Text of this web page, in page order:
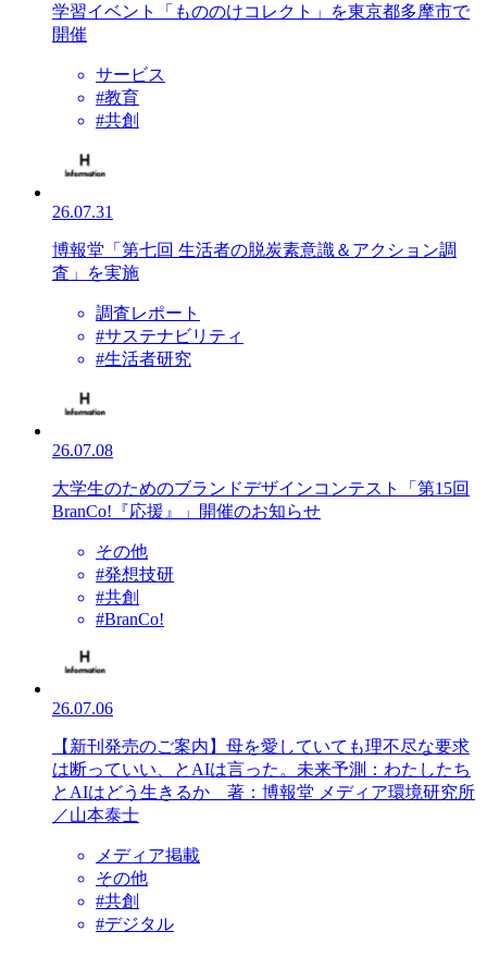
学習イベント「もののけコレクト」を東京都多摩市で
開催
サービス
#教育
#共創
26.07.31
博報堂「第七回 生活者の脱炭素意識＆アクション調
査」を実施
調査レポート
#サステナビリティ
#生活者研究
26.07.08
大学生のためのブランドデザインコンテスト「第15回
BranCo!『応援』」開催のお知らせ
その他
#発想技研
#共創
#BranCo!
26.07.06
【新刊発売のご案内】母を愛していても理不尽な要求
は断っていい、とAIは言った。未来予測：わたしたち
とAIはどう生きるか 著：博報堂 メディア環境研究所
／山本泰士
メディア掲載
その他
#共創
#デジタル